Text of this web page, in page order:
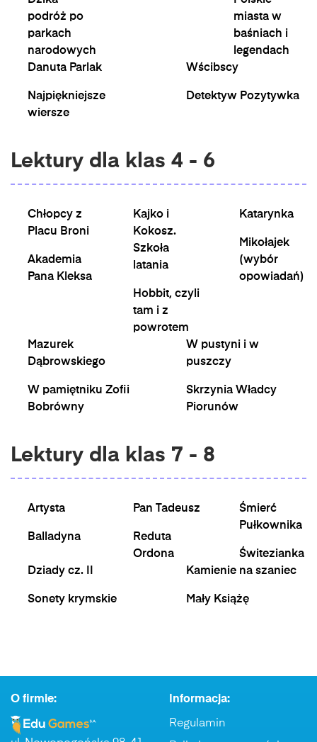
podróż po
parkach
narodowych
miasta w
baśniach i
legendach
Danuta Parlak
Najpiękniejsze
wiersze
Wścibscy
Detektyw Pozytywka
Lektury dla klas 4 - 6
Chłopcy z
Placu Broni
Akademia
Pana Kleksa
Kajko i
Kokosz.
Szkoła
latania
Hobbit, czyli
tam i z
powrotem
Katarynka
Mikołajek
(wybór
opowiadań)
Mazurek
Dąbrowskiego
W pamiętniku Zofii
Bobrówny
W pustyni i w
puszczy
Skrzynia Władcy
Piorunów
Lektury dla klas 7 - 8
Artysta
Balladyna
Pan Tadeusz
Reduta
Ordona
Śmierć
Pułkownika
Świtezianka
Dziady cz. II
Sonety krymskie
Kamienie na szaniec
Mały Książę
O firmie: Informacja:
Regulamin